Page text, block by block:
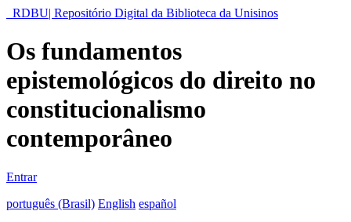
RDBU| Repositório Digital da Biblioteca da Unisinos
Os fundamentos
epistemológicos do direito no
constitucionalismo
contemporâneo
Entrar
português (Brasil) English español